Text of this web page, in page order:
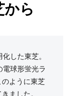
から
した東芝。
電球形蛍光ラ
のように東芝
ました。